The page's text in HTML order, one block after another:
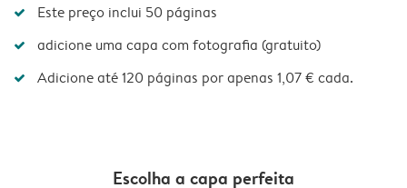
Este preço inclui 50 páginas
adicione uma capa com fotografia (gratuito)
Adicione até 120 páginas por apenas 1,07 € cada.
Escolha a capa perfeita